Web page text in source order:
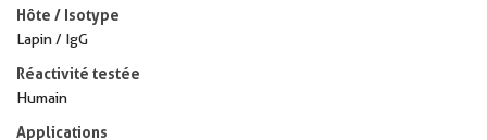
Hôte / Isotype
Lapin / IgG
Réactivité testée
Humain
Applications